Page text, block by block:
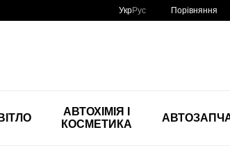
УкрРус Порівняння
АВТОХІМІЯ І
КОСМЕТИКА